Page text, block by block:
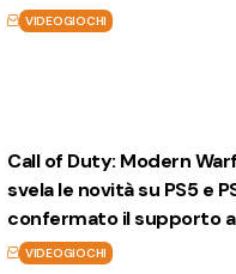
VIDEOGIOCHI
Call of Duty: Modern
svela le novità su PS5 e
confermato il supporto al
VIDEOGIOCHI